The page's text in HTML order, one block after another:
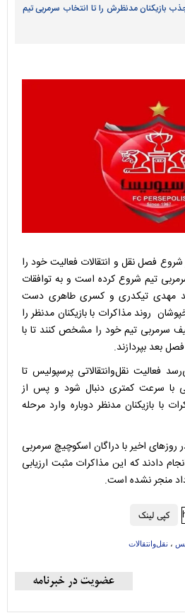
بازیکنان مدنظرش را تا انتخاب سرمربی تیم
فصل نقل و انتقالات فعالیت خود را
تیم شروع کرده است و به توافقات
مهدی تیکدری و کسری طاهری دست
روند مذاکرات با بازیکنان مدنظر را
سرمربی تیم خود را مشخص کنند تا با
بعد بپردازند.
فعالیت نقل‌وانتقالاتی پرسپولیس تا
با سرعت کمتری دنبال شود و پس از
با بازیکنان مدنظر دوباره وارد مرحله
روزهای اخیر با دراگان اسکوچیچ سرمربی
دادند که این مذاکرات مثبت ارزیابی
منجر نشده است.
کپی لینک
، نقل‌و‌انتقالات